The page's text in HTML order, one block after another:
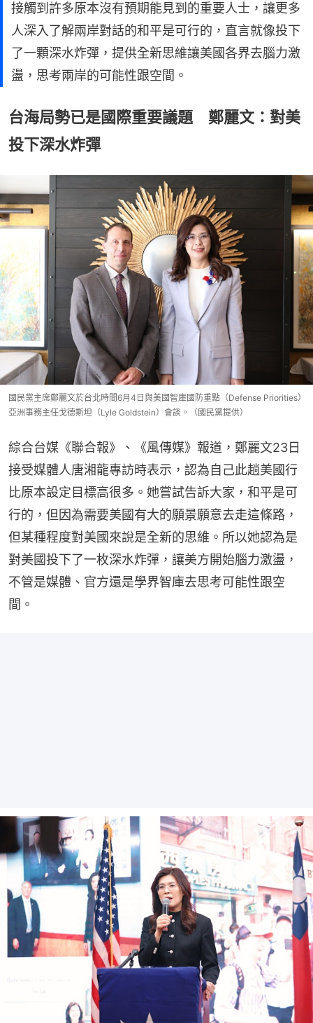
接觸到許多原本沒有預期能見到的重要人士，讓更多
人深入了解兩岸對話的和平是可行的，直言就像投下
了一顆深水炸彈，提供全新思維讓美國各界去腦力激
盪，思考兩岸的可能性跟空間。
台海局勢已是國際重要議題 鄭麗文：對美
投下深水炸彈
國民黨主席鄭麗文於台北時間6月4日與美國智庫國防重點（Defense Priorities）
亞洲事務主任戈德斯坦（Lyle Goldstein）會談。（國民黨提供）
綜合台媒《聯合報》、《風傳媒》報道，鄭麗文23日
接受媒體人唐湘龍專訪時表示，認為自己此趟美國行
比原本設定目標高很多。她嘗試告訴大家，和平是可
行的，但因為需要美國有大的願景願意去走這條路，
但某種程度對美國來說是全新的思維。所以她認為是
對美國投下了一枚深水炸彈，讓美方開始腦力激盪，
不管是媒體、官方還是學界智庫去思考可能性跟空
間。